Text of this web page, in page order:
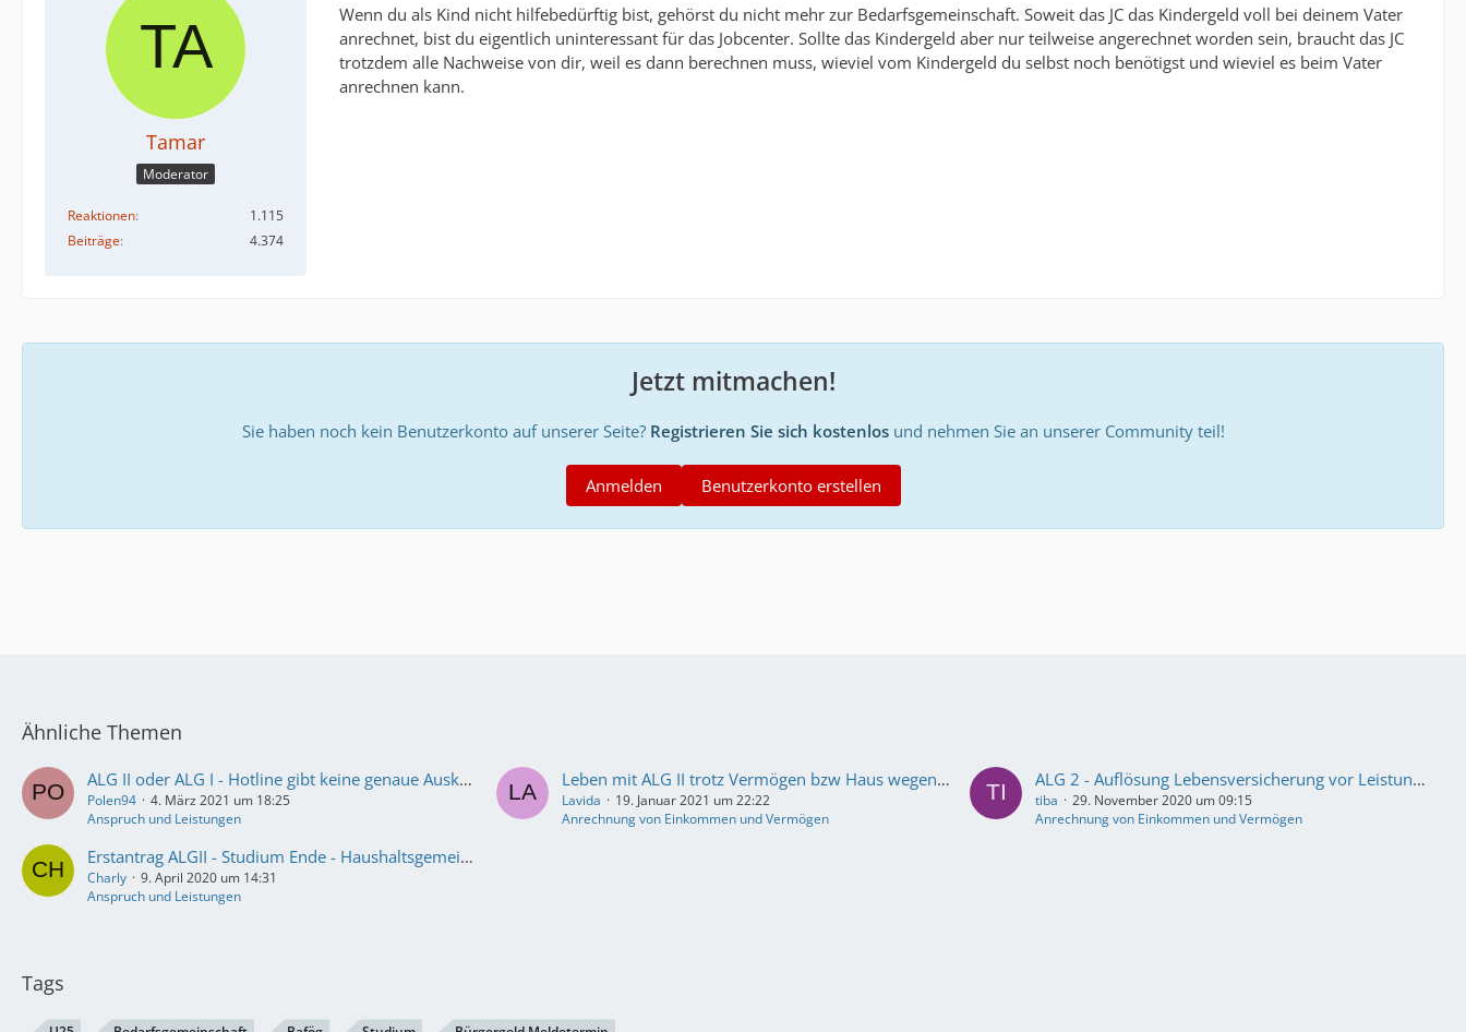
Tamar
Moderator
Reaktionen
1.115
Beiträge
4.374
Wenn du als Kind nicht hilfebedürftig bist, gehörst du nicht mehr zur Bedarfsgemeinschaft. Soweit das JC das Kindergeld voll bei deinem Vater
anrechnet, bist du eigentlich uninteressant für das Jobcenter. Sollte das Kindergeld aber nur teilweise angerechnet worden sein, braucht das JC
trotzdem alle Nachweise von dir, weil es dann berechnen muss, wieviel vom Kindergeld du selbst noch benötigst und wieviel es beim Vater
anrechnen kann.
Jetzt mitmachen!
Sie haben noch kein Benutzerkonto auf unserer Seite? Registrieren Sie sich kostenlosund nehmen Sie an unserer Community teil!
Benutzerkonto erstellen
Anmelden
Ähnliche Themen
ALG II oder ALG I - Hotline gibt keine genaue Auskunft
Polen94
4. März 2021 um 18:25
Anspruch und Leistungen
Leben mit ALG II trotz Vermögen bzw Haus wegen Todesfall?
Lavida
19. Januar 2021 um 22:22
Anrechnung von Einkommen und Vermögen
ALG 2 - Auflösung Lebensversicherung vor Leistungsbezug und viele Fragen
tiba
29. November 2020 um 09:15
Anrechnung von Einkommen und Vermögen
Erstantrag ALGII - Studium Ende - Haushaltsgemeinschaft und Fragen
Charly
9. April 2020 um 14:31
Anspruch und Leistungen
Tags